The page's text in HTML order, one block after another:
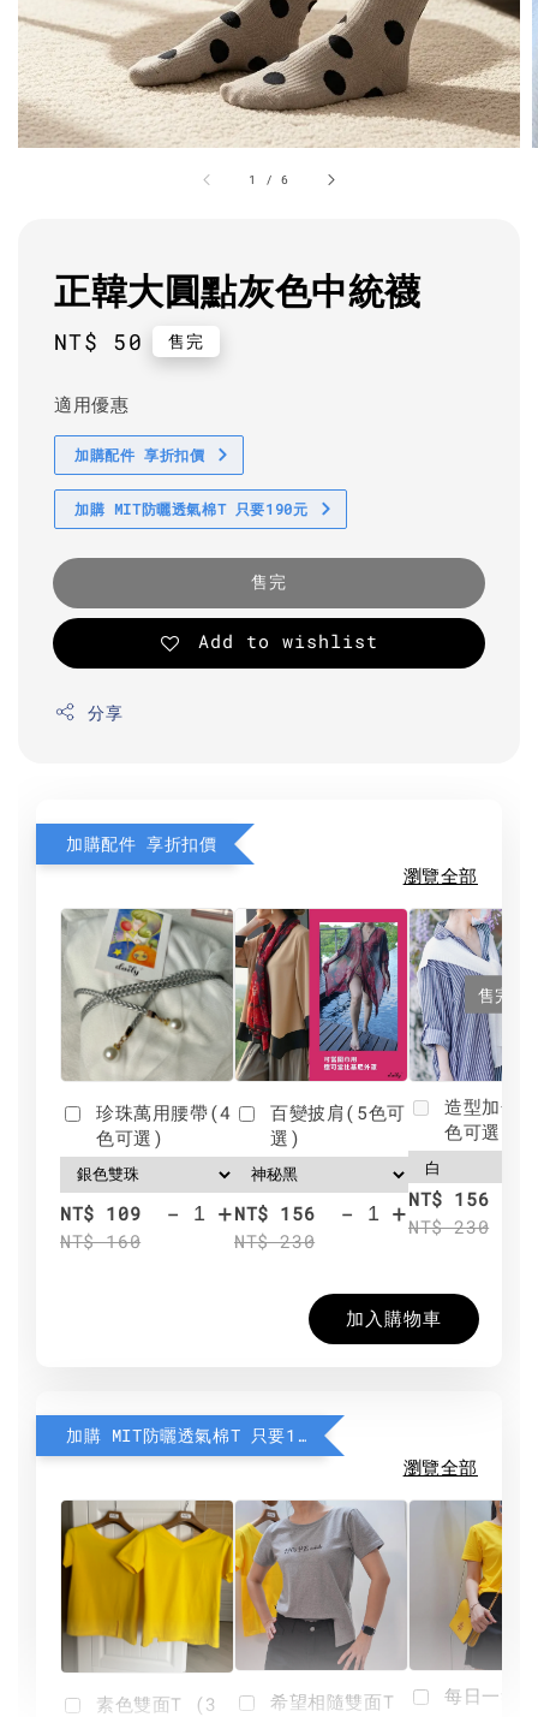
1 /6
正韓大圓點灰色中統襪
Regular
NT$ 50 售完
適用優惠
加購配件 享折扣價
加購 MIT防曬透氣棉T 只要190元
售完
Add to wishlist
分享
加購配件 享折扣價
瀏覽全部
珍珠萬用腰帶(4
色可選)
NT$ 109
NT$ 160
- +
百變披肩(5色可
選)
NT$ 156
NT$ 230
- +
售完
造型加分
色可選)
NT$ 156
NT$ 230
加入購物車
加購 MIT防曬透氣棉T 只要190元
瀏覽全部
素色雙面T (3
希望相隨雙面T 每日一笑